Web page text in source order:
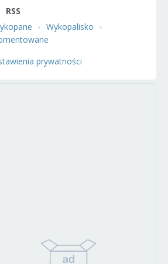
RSS
Wykopalisko
prywatności